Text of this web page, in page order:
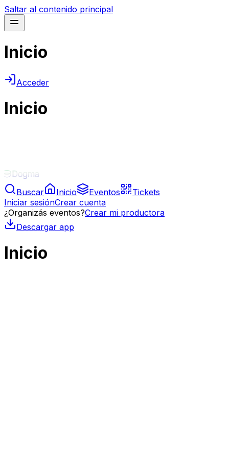
Saltar al contenido principal
Inicio
Acceder
Inicio
Buscar Inicio Eventos
Tickets
Iniciar sesiónCrear cuenta
¿Organizás eventos?Crear mi productora
Descargar app
Inicio